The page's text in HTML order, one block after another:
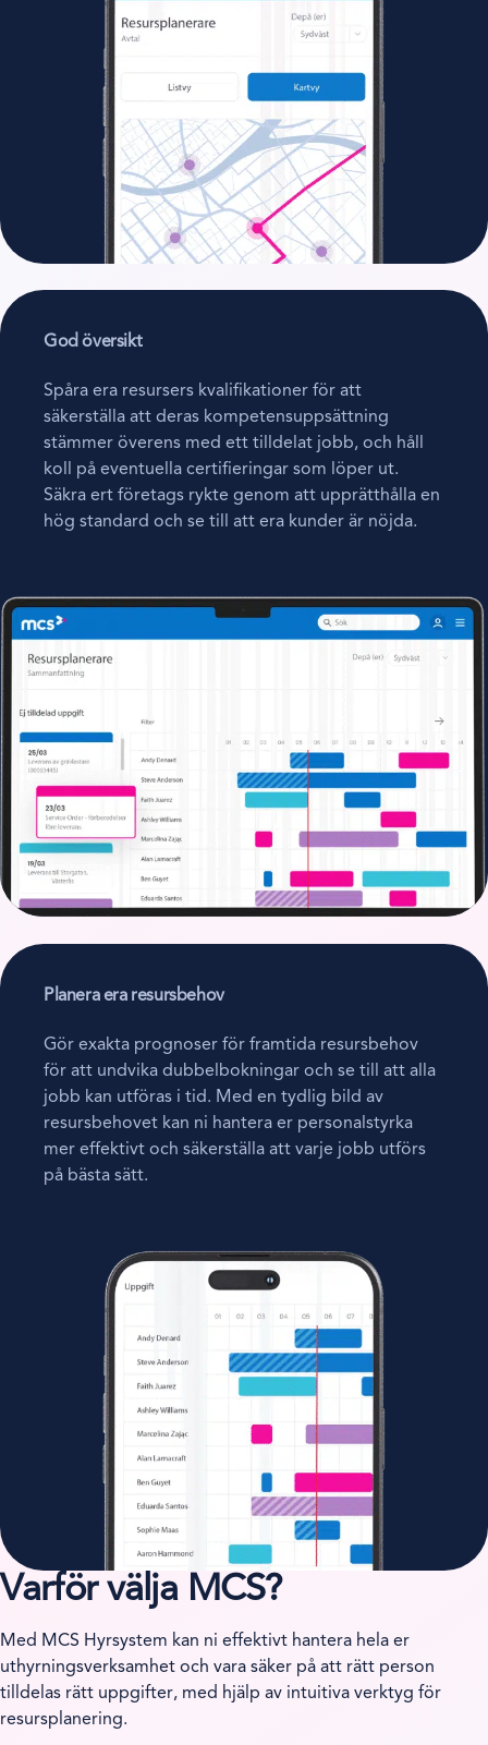
God översikt
Spåra era resursers kvalifikationer för att
säkerställa att deras kompetensuppsättning
stämmer överens med ett tilldelat jobb, och håll
koll på eventuella certifieringar som löper ut.
Säkra ert företags rykte genom att upprätthålla en
hög standard och se till att era kunder är nöjda.
Planera era resursbehov
Gör exakta prognoser för framtida resursbehov
för att undvika dubbelbokningar och se till att alla
jobb kan utföras i tid. Med en tydlig bild av
resursbehovet kan ni hantera er personalstyrka
mer effektivt och säkerställa att varje jobb utförs
på bästa sätt.
Varför välja MCS?
Med MCS Hyrsystem kan ni effektivt hantera hela er
uthyrningsverksamhet och vara säker på att rätt person
tilldelas rätt uppgifter, med hjälp av intuitiva verktyg för
resursplanering.